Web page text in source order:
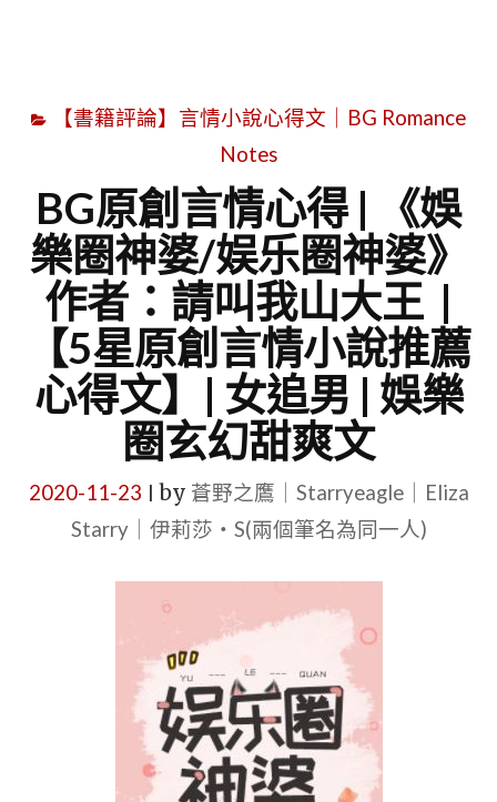
【書籍評論】言情小說心得文｜BG Romance
Notes
BG原創言情心得 | 《娛
樂圈神婆/娱乐圈神婆》
作者：請叫我山大王 |
【5星原創言情小說推薦
心得文】| 女追男 | 娛樂
圈玄幻甜爽文
2020-11-23 by 蒼野之鷹｜Starryeagle｜Eliza
Starry｜伊莉莎・S(兩個筆名為同一人)